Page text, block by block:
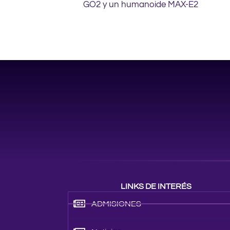
GO2 y un humanoide MAX-E2
LINKS DE INTERÉS
ADMISIONES